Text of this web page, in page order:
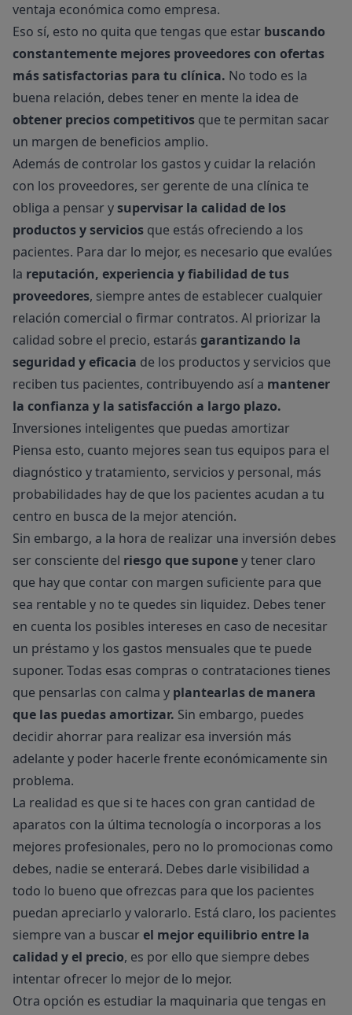
ventaja económica como empresa.
Eso sí, esto no quita que tengas que estar buscando
constantemente mejores proveedores con ofertas
más satisfactorias para tu clínica. No todo es la
buena relación, debes tener en mente la idea de
obtener precios competitivos que te permitan sacar
un margen de beneficios amplio.
Además de controlar los gastos y cuidar la relación
con los proveedores, ser gerente de una clínica te
obliga a pensar ysupervisar la calidad de los
productos y servicios que estás ofreciendo a los
pacientes. Para dar lo mejor, es necesario que evalúes
la reputación, experiencia y fiabilidad de tus
proveedores, siempre antes de establecer cualquier
relación comercial o firmar contratos. Al priorizar la
calidad sobre el precio, estarás garantizando la
seguridad y eficacia de los productos y servicios que
reciben tus pacientes, contribuyendo así a mantener
la confianza y la satisfacción a largo plazo.
Inversiones inteligentes que puedas amortizar
Piensa esto, cuanto mejores sean tus equipos para el
diagnóstico y tratamiento, servicios y personal, más
probabilidades hay de que los pacientes acudan a tu
centro en busca de la mejor atención.
Sin embargo, a la hora de realizar una inversión debes
ser consciente del riesgo que suponey tener claro
que hay que contar con margen suficiente para que
sea rentable y no te quedes sin liquidez. Debes tener
en cuenta los posibles intereses en caso de necesitar
un préstamo y los gastos mensuales que te puede
suponer. Todas esas compras o contrataciones tienes
que pensarlas con calma y plantearlas de manera
que las puedas amortizar. Sin embargo, puedes
decidir ahorrar para realizar esa inversión más
adelante y poder hacerle frente económicamente sin
problema.
La realidad es que si te haces con gran cantidad de
aparatos con la última tecnología o incorporas a los
mejores profesionales, pero no lo promocionas como
debes, nadie se enterará. Debes darle visibilidad a
todo lo bueno que ofrezcas para que los pacientes
puedan apreciarlo y valorarlo. Está claro, los pacientes
siempre van a buscarel mejor equilibrio entre la
calidad y el precio, es por ello que siempre debes
intentar ofrecer lo mejor de lo mejor.
Otra opción es estudiar la maquinaria que tengas en